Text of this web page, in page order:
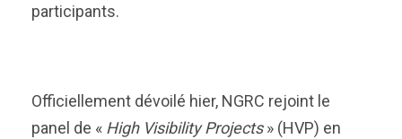
participants.
Officiellement dévoilé hier, NGRC rejoint le
panel de « High Visibility Projects» (HVP) en